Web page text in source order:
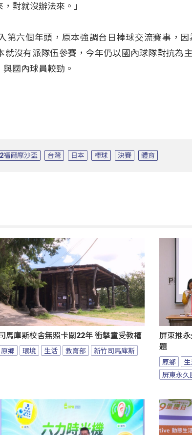
對就沒辦法來。」
第六個年頭，原本強調台日棒球交流賽事，
就沒有派隊伍參賽，今年仍以國內球隊對抗為
國內球員較勁。
福爾摩沙盃 台灣 日本 棒球 決賽 體育
馬庫斯校舍無照卡關22年 衝擊童受教權
原鄉 環境 生活 教育部 新竹司馬庫斯
屏東推
題
原鄉
屏東永久